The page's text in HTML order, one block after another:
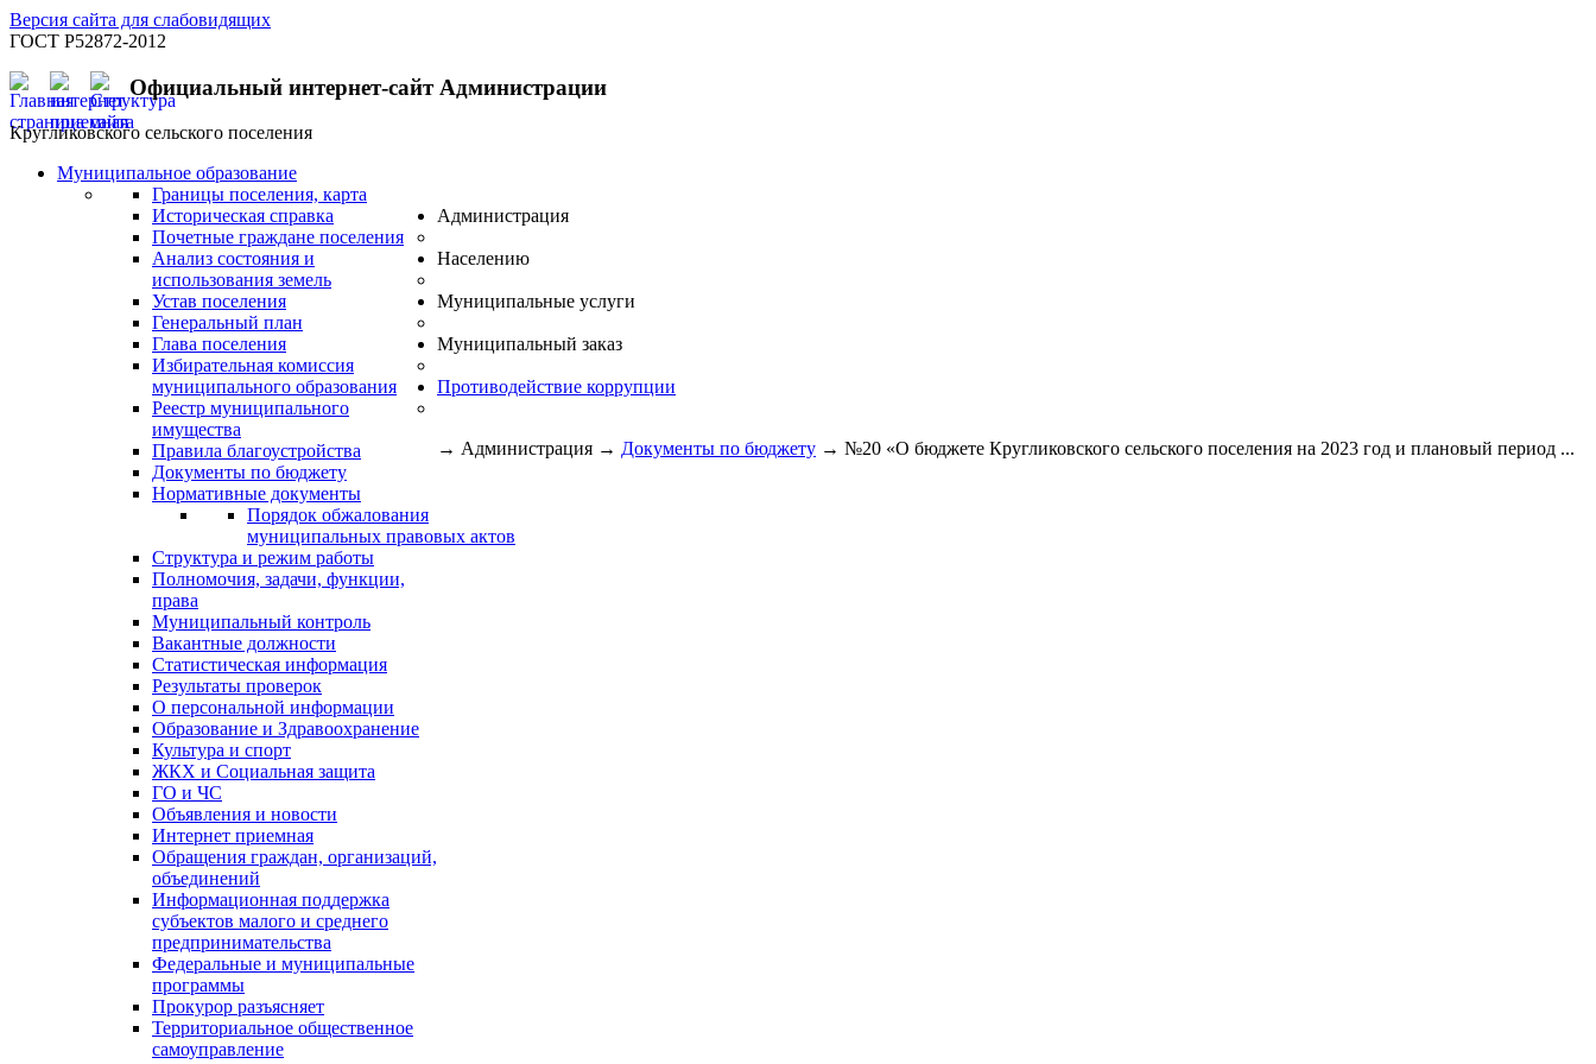
Версия сайта для слабовидящих
ГОСТ Р52872-2012
Официальный интернет-сайт Администрации
Кругликовского сельского поселения
Муниципальное образование
Границы поселения, карта
Историческая справка
Почетные граждане поселения
Анализ состояния и
использования земель
Устав поселения
Генеральный план
Глава поселения
Избирательная комиссия
муниципального образования
Реестр муниципального
имущества
Правила благоустройства
Администрация
Документы по бюджету
Нормативные документы
Порядок обжалования
муниципальных правовых актов
Структура и режим работы
Полномочия, задачи, функции,
права
Муниципальный контроль
Вакантные должности
Статистическая информация
Результаты проверок
О персональной информации
Населению
Образование и Здравоохранение
Культура и спорт
ЖКХ и Социальная защита
ГО и ЧС
Объявления и новости
Интернет приемная
Обращения граждан, организаций,
объединений
Информационная поддержка
субъектов малого и среднего
предпринимательства
Федеральные и муниципальные
программы
Прокурор разъясняет
Территориальное общественное
самоуправление
Муниципальные услуги
Муниципальный заказ
Противодействие коррупции
→ Администрация → Документы по бюджету → №20 «О бюджете Кругликовского сельского поселения на 2023 год и плановый период ...